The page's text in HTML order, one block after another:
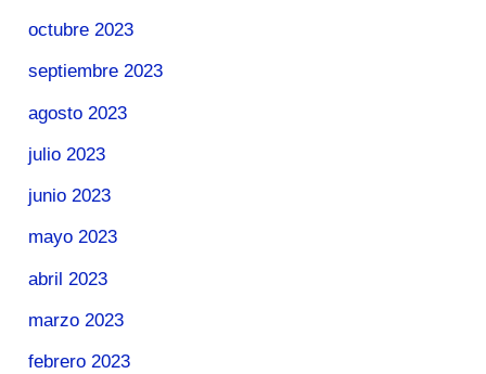
octubre 2023
septiembre 2023
agosto 2023
julio 2023
junio 2023
mayo 2023
abril 2023
marzo 2023
febrero 2023